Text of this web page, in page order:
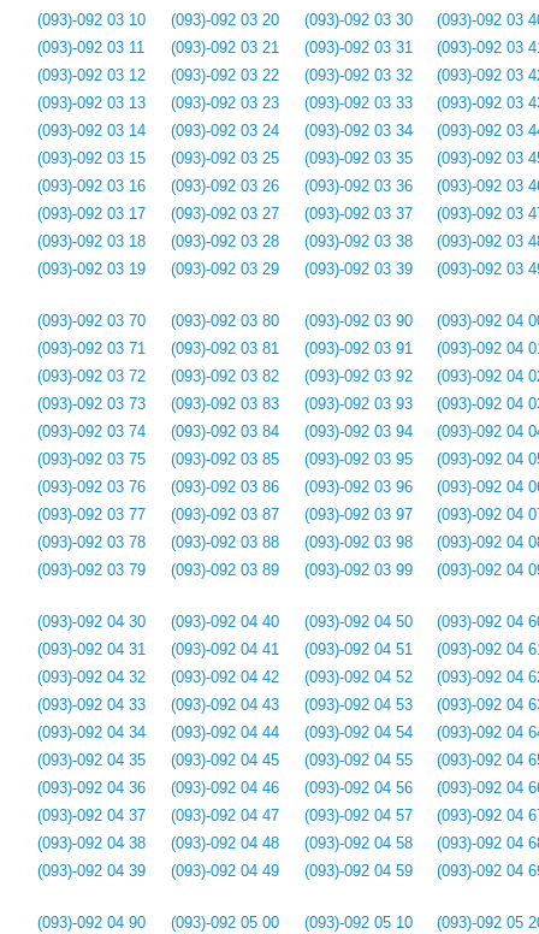
(093)-092 03 10
(093)-092 03 11
(093)-092 03 12
(093)-092 03 13
(093)-092 03 14
(093)-092 03 15
(093)-092 03 16
(093)-092 03 17
(093)-092 03 18
(093)-092 03 19
(093)-092 03 20
(093)-092 03 21
(093)-092 03 22
(093)-092 03 23
(093)-092 03 24
(093)-092 03 25
(093)-092 03 26
(093)-092 03 27
(093)-092 03 28
(093)-092 03 29
(093)-092 03 30
(093)-092 03 31
(093)-092 03 32
(093)-092 03 33
(093)-092 03 34
(093)-092 03 35
(093)-092 03 36
(093)-092 03 37
(093)-092 03 38
(093)-092 03 39
(093)-092 03
(093)-092 03
(093)-092 03
(093)-092 03
(093)-092 03
(093)-092 03
(093)-092 03
(093)-092 03
(093)-092 03
(093)-092 03
(093)-092 03 70
(093)-092 03 71
(093)-092 03 72
(093)-092 03 73
(093)-092 03 74
(093)-092 03 75
(093)-092 03 76
(093)-092 03 77
(093)-092 03 78
(093)-092 03 79
(093)-092 03 80
(093)-092 03 81
(093)-092 03 82
(093)-092 03 83
(093)-092 03 84
(093)-092 03 85
(093)-092 03 86
(093)-092 03 87
(093)-092 03 88
(093)-092 03 89
(093)-092 03 90
(093)-092 03 91
(093)-092 03 92
(093)-092 03 93
(093)-092 03 94
(093)-092 03 95
(093)-092 03 96
(093)-092 03 97
(093)-092 03 98
(093)-092 03 99
(093)-092 04
(093)-092 04
(093)-092 04
(093)-092 04
(093)-092 04
(093)-092 04
(093)-092 04
(093)-092 04
(093)-092 04
(093)-092 04
(093)-092 04 30
(093)-092 04 31
(093)-092 04 32
(093)-092 04 33
(093)-092 04 34
(093)-092 04 35
(093)-092 04 36
(093)-092 04 37
(093)-092 04 38
(093)-092 04 39
(093)-092 04 40
(093)-092 04 41
(093)-092 04 42
(093)-092 04 43
(093)-092 04 44
(093)-092 04 45
(093)-092 04 46
(093)-092 04 47
(093)-092 04 48
(093)-092 04 49
(093)-092 04 50
(093)-092 04 51
(093)-092 04 52
(093)-092 04 53
(093)-092 04 54
(093)-092 04 55
(093)-092 04 56
(093)-092 04 57
(093)-092 04 58
(093)-092 04 59
(093)-092 04
(093)-092 04
(093)-092 04
(093)-092 04
(093)-092 04
(093)-092 04
(093)-092 04
(093)-092 04
(093)-092 04
(093)-092 04
(093)-092 04 90 (093)-092 05 00 (093)-092 05 10 (093)-092 05